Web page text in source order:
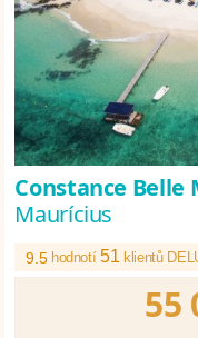
Constance Belle
Maurícius
9.5 hodnotí51klientů
55